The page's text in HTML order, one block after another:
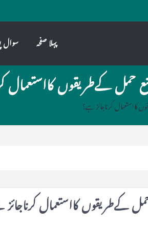
پہلا صفحہ سوال
حمل کےطریقوں کااستعمال
کااستعمال کرناجائز ہے؟
کےطریقوں کااستعمال